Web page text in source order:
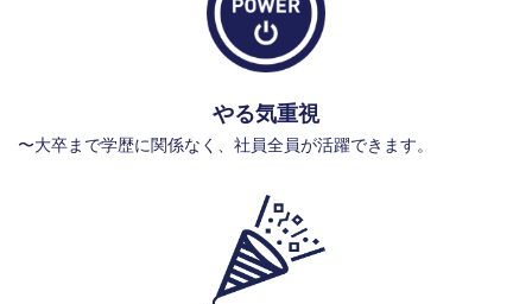
やる気重視
〜大卒まで学歴に関係なく、社員全員が活躍できます。